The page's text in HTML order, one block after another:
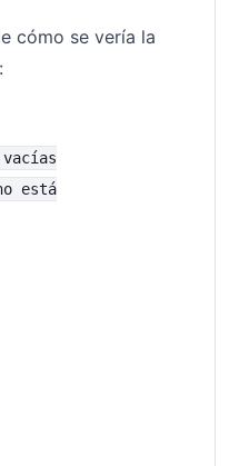
cómo se vería la
está